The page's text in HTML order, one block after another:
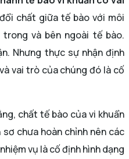
chất giữa tế bào với môi
và bên ngoài tế bào.
Nhưng thực sự nhận định
vai trò của chúng đó là cố
chất tế bào của vi khuẩn
chưa hoàn chỉnh nên các
vụ là cố định hình dạng